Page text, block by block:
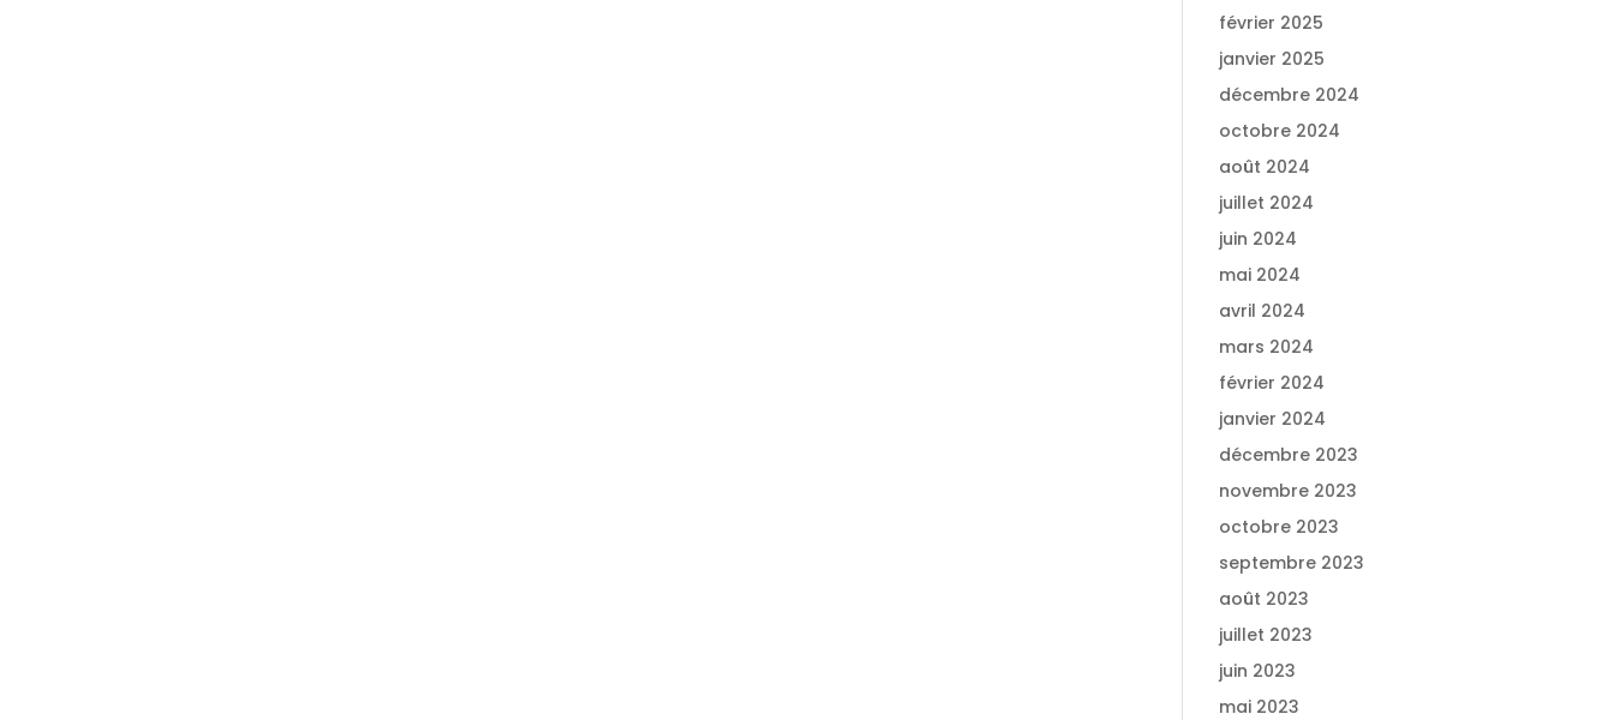
février 2025
janvier 2025
décembre 2024
octobre 2024
août 2024
juillet 2024
juin 2024
mai 2024
avril 2024
mars 2024
février 2024
janvier 2024
décembre 2023
novembre 2023
octobre 2023
septembre 2023
août 2023
juillet 2023
juin 2023
mai 2023